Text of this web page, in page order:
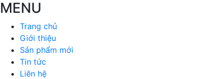
MENU
Trang chủ
Giới thiệu
Sản phẩm mới
Tin tức
Liên hệ